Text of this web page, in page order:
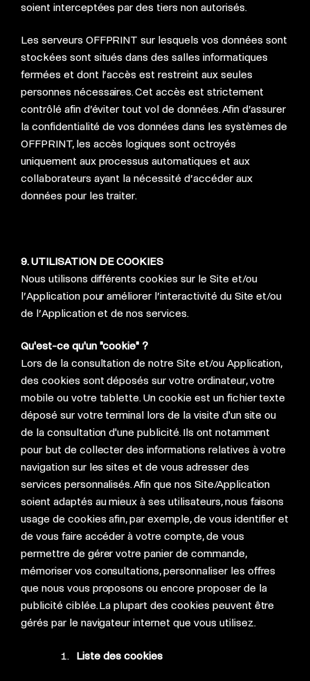
soient interceptées par des tiers non autorisés.
Les serveurs OFFPRINT sur lesquels vos données sont
stockées sont situés dans des salles informatiques
fermées et dont l’accès est restreint aux seules
personnes nécessaires. Cet accès est strictement
contrôlé afin d’éviter tout vol de données. Afin d’assurer
la confidentialité de vos données dans les systèmes de
OFFPRINT, les accès logiques sont octroyés
uniquement aux processus automatiques et aux
collaborateurs ayant la nécessité d’accéder aux
données pour les traiter.
9. UTILISATION DE COOKIES
Nous utilisons différents cookies sur le Site et/ou
l’Application pour améliorer l’interactivité du Site et/ou
de l’Application et de nos services.
Qu'est-ce qu'un "cookie" ?
Lors de la consultation de notre Site et/ou Application,
des cookies sont déposés sur votre ordinateur, votre
mobile ou votre tablette. Un cookie est un fichier texte
déposé sur votre terminal lors de la visite d'un site ou
de la consultation d'une publicité. Ils ont notamment
pour but de collecter des informations relatives à votre
navigation sur les sites et de vous adresser des
services personnalisés. Afin que nos Site/Application
soient adaptés au mieux à ses utilisateurs, nous faisons
usage de cookies afin, par exemple, de vous identifier et
de vous faire accéder à votre compte, de vous
permettre de gérer votre panier de commande,
mémoriser vos consultations, personnaliser les offres
que nous vous proposons ou encore proposer de la
publicité ciblée. La plupart des cookies peuvent être
gérés par le navigateur internet que vous utilisez.
Liste des cookies